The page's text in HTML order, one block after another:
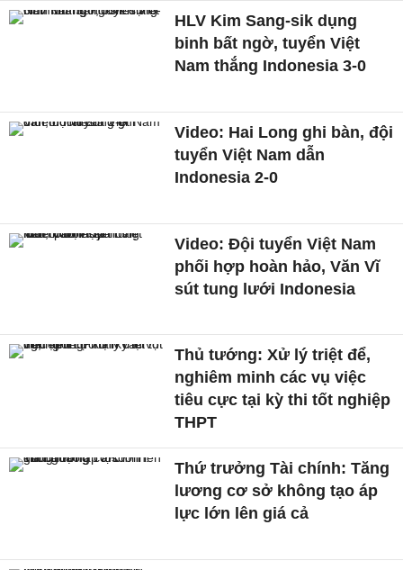
HLV Kim Sang-sik dụng
binh bất ngờ, tuyển Việt
Nam thắng Indonesia 3-0
Video: Hai Long ghi bàn, đội
tuyển Việt Nam dẫn
Indonesia 2-0
Video: Đội tuyển Việt Nam
phối hợp hoàn hảo, Văn Vĩ
sút tung lưới Indonesia
Thủ tướng: Xử lý triệt để,
nghiêm minh các vụ việc
tiêu cực tại kỳ thi tốt nghiệp
THPT
Thứ trưởng Tài chính: Tăng
lương cơ sở không tạo áp
lực lớn lên giá cả